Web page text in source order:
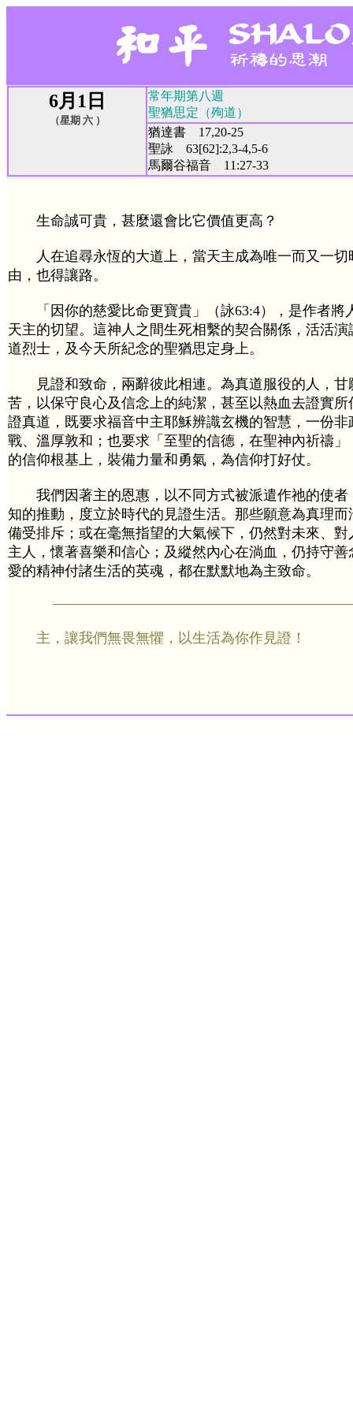
6月1日
（星期 六 ）
常年期第八週
聖猶思定（殉道）
猶達書 17,20-25
聖詠 63[62]:2,3-4,5-6
馬爾谷福音 11:27-33
生命誠可貴，甚麼還會比它價值更高？
人在追尋永恆的大道上，當天主成為唯一而又一切
由，也得讓路。
「因你的慈愛比命更寶貴」（詠63:4），是作者將
天主的切望。這神人之間生死相繫的契合關係，活活
道烈士，及今天所紀念的聖猶思定身上。
見證和致命，兩辭彼此相連。為真道服役的人，甘
苦，以保守良心及信念上的純潔，甚至以熱血去證實
證真道，既要求福音中主耶穌辨識玄機的智慧，一份
戰、溫厚敦和；也要求「至聖的信德，在聖神內祈禱
的信仰根基上，裝備力量和勇氣，為信仰打好仗。
我們因著主的恩惠，以不同方式被派遣作祂的使者
知的推動，度立於時代的見證生活。那些願意為真理
備受排斥；或在毫無指望的大氣候下，仍然對未來、
主人，懷著喜樂和信心；及縱然內心在淌血，仍持守
愛的精神付諸生活的英魂，都在默默地為主致命。
主，讓我們無畏無懼，以生活為你作見證！